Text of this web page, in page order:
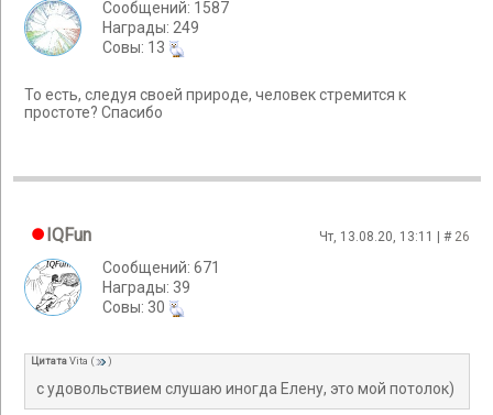
Сообщений: 1587
Награды: 249
Cовы: 13
То есть, следуя своей природе, человек стремится к
простоте? Спасибо
IQFun Чт, 13.08.20, 13:11 | # 26
Сообщений: 671
Награды: 39
Cовы: 30
ЦитатаVita ( )
с удовольствием слушаю иногда Елену, это мой потолок)